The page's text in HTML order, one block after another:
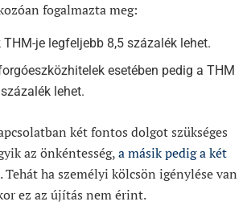
fogalmazta meg:
je legfeljebb 8,5 százalék lehet.
esetében pedig a THM
lehet.
két fontos dolgot szükséges
az önkéntesség,a másik pedig a két
. Tehát ha személyi kölcsön igénylése van
ez az újítás nem érint.